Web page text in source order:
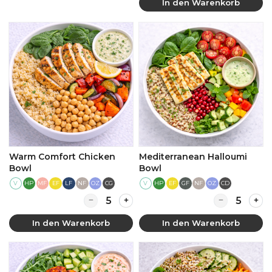
In den Warenkorb
Warm Comfort Chicken
Bowl
V HP MF EF LF NF OZ CG
Quantity for Warm Comfort Chicken Bowl
In den Warenkorb
Mediterranean Halloumi
Bowl
V HP EF GF NF OZ CD
Quantity for
In den Warenkorb